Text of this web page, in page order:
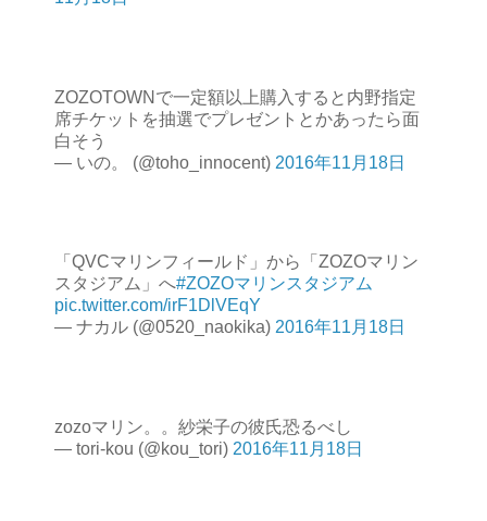
ZOZOTOWNで一定額以上購入すると内野指定
席チケットを抽選でプレゼントとかあったら面
白そう
— いの。 (@toho_innocent) 2016年11月18日
「QVCマリンフィールド」から「ZOZOマリン
スタジアム」へ#ZOZOマリンスタジアム
pic.twitter.com/irF1DlVEqY
— ナカル (@0520_naokika) 2016年11月18日
zozoマリン。。紗栄子の彼氏恐るべし
— tori-kou (@kou_tori) 2016年11月18日